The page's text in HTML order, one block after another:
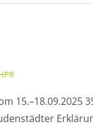
15.–18.09.2025